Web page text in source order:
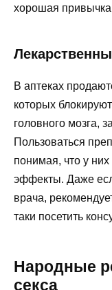
хорошая
В аптеках
которых
головного мозга,
Пользоваться
понимая, что у
эффекты. Даже
врача,
таки посетить
Народные
секса